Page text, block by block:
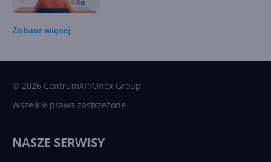
Zobacz więcej
© 2026 CentrumXP/Onex Group
Wszelkie prawa zastrzeżone
NASZE SERWISY